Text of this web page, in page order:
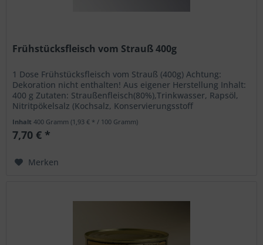
Frühstücksfleisch vom Strauß 400g
1 Dose Frühstücksfleisch vom Strauß (400g) Achtung:
Dekoration nicht enthalten! Aus eigener Herstellung Inhalt:
400 g Zutaten: Straußenfleisch(80%),Trinkwasser, Rapsöl,
Nitritpökelsalz (Kochsalz, Konservierungsstoff
Inhalt400 Gramm(1,93 € * / 100 Gramm)
7,70 € *
Merken